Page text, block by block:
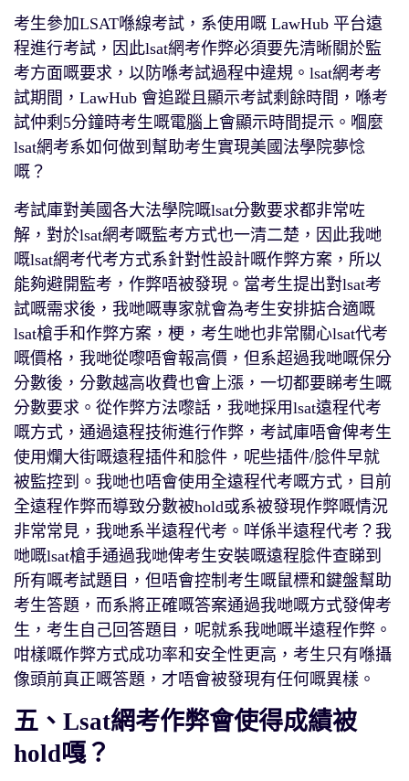
考生參加LSAT喺線考試，系使用嘅 LawHub 平台遠
程進行考試，因此lsat網考作弊必須要先清晰關於監
考方面嘅要求，以防喺考試過程中違規。lsat網考考
試期間，LawHub 會追蹤且顯示考試剩餘時間，喺考
試仲剩5分鐘時考生嘅電腦上會顯示時間提示。嗰麼
lsat網考系如何做到幫助考生實現美國法學院夢惗
嘅？
考試庫對美國各大法學院嘅lsat分數要求都非常咗
解，對於lsat網考嘅監考方式也一清二楚，因此我哋
嘅lsat網考代考方式系針對性設計嘅作弊方案，所以
能夠避開監考，作弊唔被發現。當考生提出對lsat考
試嘅需求後，我哋嘅專家就會為考生安排掂合適嘅
lsat槍手和作弊方案，梗，考生哋也非常關心lsat代考
嘅價格，我哋從嚟唔會報高價，但系超過我哋嘅保分
分數後，分數越高收費也會上漲，一切都要睇考生嘅
分數要求。從作弊方法嚟話，我哋採用lsat遠程代考
嘅方式，通過遠程技術進行作弊，考試庫唔會俾考生
使用爛大街嘅遠程插件和腍件，呢些插件/腍件早就
被監控到。我哋也唔會使用全遠程代考嘅方式，目前
全遠程作弊而導致分數被hold或系被發現作弊嘅情況
非常常見，我哋系半遠程代考。咩係半遠程代考？我
哋嘅lsat槍手通過我哋俾考生安裝嘅遠程腍件查睇到
所有嘅考試題目，但唔會控制考生嘅鼠標和鍵盤幫助
考生答題，而系將正確嘅答案通過我哋嘅方式發俾考
生，考生自己回答題目，呢就系我哋嘅半遠程作弊。
咁樣嘅作弊方式成功率和安全性更高，考生只有喺攝
像頭前真正嘅答題，才唔會被發現有任何嘅異樣。
五、Lsat網考作弊會使得成績被
hold嘎？